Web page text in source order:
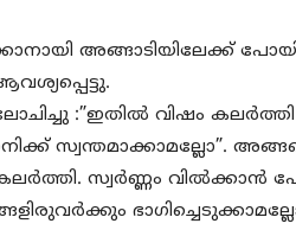
അങ്ങാടിയിലേക്ക്
:”ഇതിൽ വിഷം
സ്വന്തമാക്കാമല്ലോ”.
സ്വർണ്ണം വിൽക്കാൻ